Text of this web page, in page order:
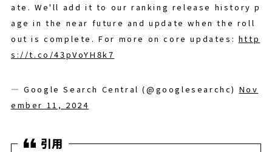
ate. We'll add it to our ranking release history p
age in the near future and update when the roll
out is complete. For more on core updates: http
s://t.co/43pVoYH8k7
— Google Search Central (@googlesearchc) Nov
ember 11, 2024